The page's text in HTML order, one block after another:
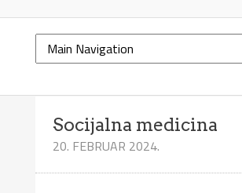
Socijalna medicina
20. FEBRUAR 2024.